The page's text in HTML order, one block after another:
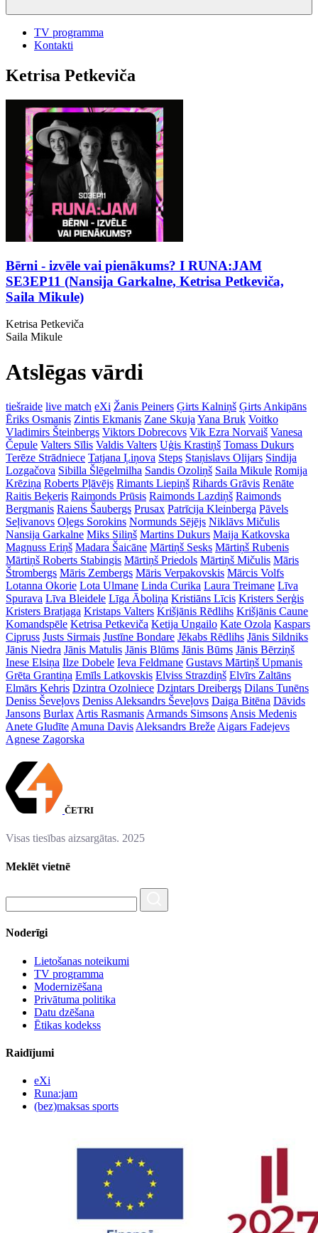
TV programma
Kontakti
Ketrisa Petkeviča
Bērni - izvēle vai pienākums? I RUNA:JAM
SE3EP11 (Nansija Garkalne, Ketrisa Petkeviča,
Saila Mikule)
Ketrisa Petkeviča
Saila Mikule
Atslēgas vārdi
tiešraide live match eXi Žanis Peiners Ģirts Kalniņš Ģirts Ankipāns
Ēriks Osmanis Zintis Ekmanis Zane Skuja Yana Bruk Voitko
Vladimirs Šteinbergs Viktors Dobrecovs Vik Ezra Norvaiš Vanesa
Čepule Valters Sīlis Valdis Valters Uģis Krastiņš Tomass Dukurs
Terēze Strādniece Tatjana Ļiņova Steps Staņislavs Olijars Sindija
Lozgačova Sibilla Šlēgelmilha Sandis Ozoliņš Saila Mikule Romija
Krēziņa Roberts Pļāvējs Rimants Liepiņš Rihards Grāvis Renāte
Raitis Beķeris Raimonds Prūsis Raimonds Lazdiņš Raimonds
Bergmanis Raiens Šaubergs Prusax Patrīcija Kleinberga Pāvels
Seļivanovs Oļegs Sorokins Normunds Sējējs Niklāvs Mičulis
Nansija Garkalne Miks Siliņš Martins Dukurs Maija Katkovska
Magnuss Eriņš Madara Šaicāne Mārtiņš Sesks Mārtiņš Rubenis
Mārtiņš Roberts Stabingis Mārtiņš Priedols Mārtiņš Mičulis Māris
Štrombergs Māris Zembergs Māris Verpakovskis Mārcis Volfs
Lotanna Okorie Lota Ulmane Linda Curika Laura Treimane Līva
Spurava Līva Bleidele Līga Āboliņa Kristiāns Līcis Kristers Serģis
Kristers Bratjaga Kristaps Valters Krišjānis Rēdlihs Krišjānis Caune
Komandspēle Ketrisa Petkeviča Ketija Ungailo Kate Ozola Kaspars
Cipruss Justs Sirmais Justīne Bondare Jēkabs Rēdlihs Jānis Sildniks
Jānis Niedra Jānis Matulis Jānis Blūms Jānis Būms Jānis Bērziņš
Inese Elsiņa Ilze Dobele Ieva Feldmane Gustavs Mārtiņš Upmanis
Grēta Grantiņa Emīls Latkovskis Elviss Strazdiņš Elvīrs Zaltāns
Elmārs Kehris Dzintra Ozolniece Dzintars Dreibergs Dilans Tunēns
Deniss Ševeļovs Deniss Aleksandrs Ševeļovs Daiga Bitēna Dāvids
Jansons Burlax Artis Rasmanis Armands Simsons Ansis Medenis
Anete Gludīte Amuna Davis Aleksandrs Breže Aigars Fadejevs
Agnese Zagorska
ČETRI
Visas tiesības aizsargātas. 2025
Meklēt vietnē
Noderīgi
Lietošanas noteikumi
TV programma
Modernizēšana
Privātuma politika
Datu dzēšana
Ētikas kodekss
Raidījumi
eXi
Runa:jam
(bez)maksas sports